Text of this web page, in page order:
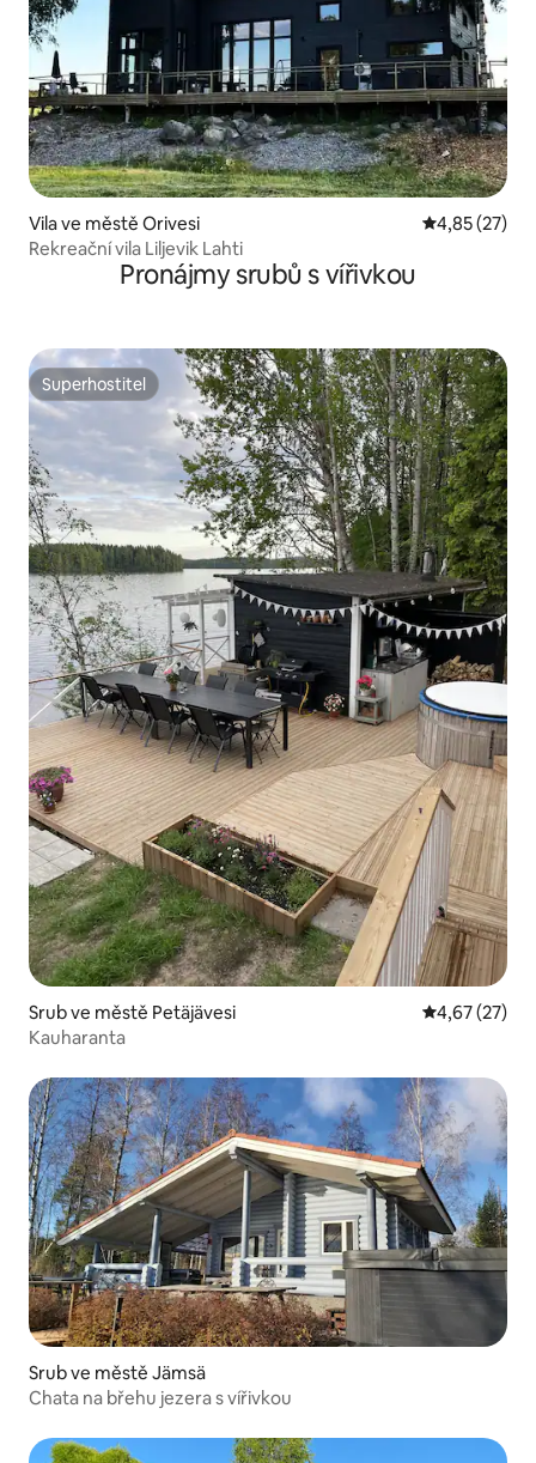
Vila ve městě Orivesi Průměrné
4,85 (27)
Rekreační vila Liljevik Lahti
Pronájmy srubů s vířivkou
Superhostitel
Superhostitel
Srub ve městě Petäjävesi Průměrné
4,67 (27)
Kauharanta
Srub ve městě Jämsä
Chata na břehu jezera s vířivkou